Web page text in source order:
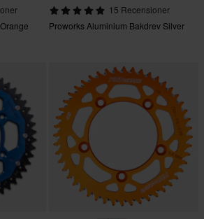
15 Recensioner
Proworks Aluminium Bakdrev Silver